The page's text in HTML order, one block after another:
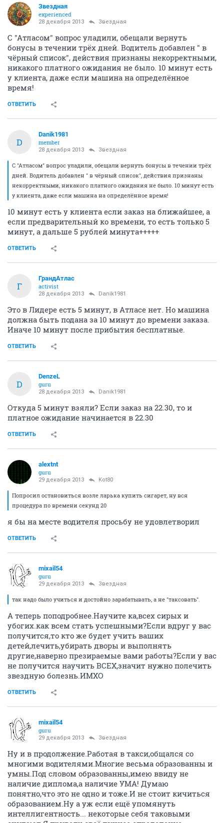
Звездная
experienced
28 декабря 2013 Звездная
С "Атласом" вопрос уладили, обещали вернуть
бонусы в течении трёх дней. Водитель добавлен " в
чёрный список", действия признаны некорректными,
никакого платного ожидания не было. 10 минут есть
у клиента, даже если машина на определённое
время!
ОТВЕТИТЬ
D
Danik1981
member
28 декабря 2013 Звездная
С "Атласом" вопрос уладили, обещали вернуть бонусы в течении трёх
дней. Водитель добавлен " в чёрный список", действия признаны
некорректными, никакого платного ожидания не было. 10 минут есть
у клиента, даже если машина на определённое время!
10 минут есть у клиента если заказ на ближайшее, а
если предварительный ко времени, то есть только 5
минут, а дальше 5 рублей минута+++++
ОТВЕТИТЬ
Г
ГрандАтлас
activist
28 декабря 2013 Danik1981
Это в Лидере есть 5 минут, в Атласе нет. Но машина
должна быть подана за 10 минут до времени заказа.
Иначе 10 минут после прибытия бесплатные.
ОТВЕТИТЬ
D
DenzeL
guru
28 декабря 2013 Danik1981
Откуда 5 минут взяли? Если заказ на 22.30, то и
платное ожидание начинается в 22.30
ОТВЕТИТЬ
alextnt
guru
29 декабря 2013 Kot80
Попросил остановиться возле ларька купить сигарет, ну вся
процедура по времени секунд 20
я бы на месте водителя просьбу не удовлетворил
ОТВЕТИТЬ
mixail54
guru
29 декабря 2013 Звездная
так надо было учиться и достойно зарабатывать, а не "таксовать".
А теперь поподробнее.Научите ка,всех сирых и
убогих.как всем стать успешными?Если вдруг у вас
получится,то кто же будет учить ваших
детей,лечить,убирать дворы и выполнять
другие,наверно презираемые вами работы?Если у вас
не получится научить ВСЕХ,значит нужно полечить
звездную болезнь.ИМХО
ОТВЕТИТЬ
mixail54
guru
29 декабря 2013 Звездная
Ну и в продолжение.Работая в такси,общался со
многими водителями.Многие весьма образованны и
умны.Под словом образованны,имею ввиду не
наличие диплома,а наличие УМА! Думаю
понятно,что это не одно и тоже.И не стоит кичиться
образованием.Ну а уж если ещё упомянуть
интеллигентность... некоторые себя таковыми